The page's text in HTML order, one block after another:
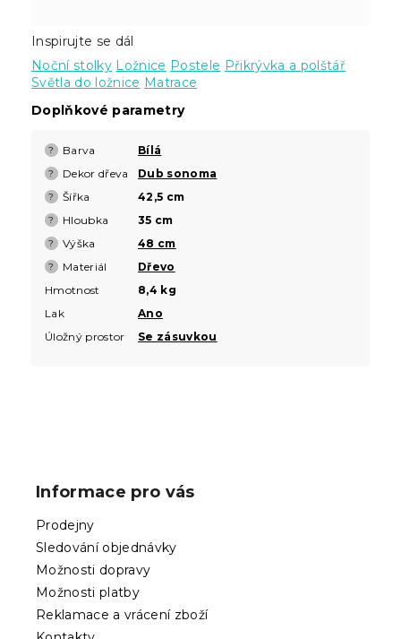
Inspirujte se dál
Noční stolky Ložnice Postele Přikrývka a polštář
Světla do ložnice Matrace
Doplňkové parametry
? Barva Bílá
? Dekor dřeva Dub sonoma
? Šířka 42,5 cm
? Hloubka 35 cm
? Výška 48 cm
? Materiál
Dřevo
Hmotnost
8,4 kg
Lak
Ano
Úložný prostor
Se zásuvkou
Informace pro vás
Prodejny
Sledování objednávky
Možnosti dopravy
Možnosti platby
Reklamace a vrácení zboží